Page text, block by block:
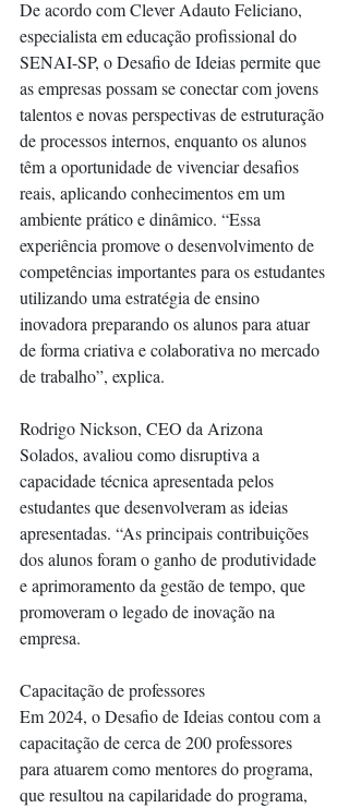
De acordo com Clever Adauto Feliciano,
especialista em educação profissional do
SENAI-SP, o Desafio de Ideias permite que
as empresas possam se conectar com jovens
talentos e novas perspectivas de estruturação
de processos internos, enquanto os alunos
têm a oportunidade de vivenciar desafios
reais, aplicando conhecimentos em um
ambiente prático e dinâmico. “Essa
experiência promove o desenvolvimento de
competências importantes para os estudantes
utilizando uma estratégia de ensino
inovadora preparando os alunos para atuar
de forma criativa e colaborativa no mercado
de trabalho”, explica.
Rodrigo Nickson, CEO da Arizona
Solados, avaliou como disruptiva a
capacidade técnica apresentada pelos
estudantes que desenvolveram as ideias
apresentadas. “As principais contribuições
dos alunos foram o ganho de produtividade
e aprimoramento da gestão de tempo, que
promoveram o legado de inovação na
empresa.
Capacitação de professores
Em 2024, o Desafio de Ideias contou com a
capacitação de cerca de 200 professores
para atuarem como mentores do programa,
que resultou na capilaridade do programa,